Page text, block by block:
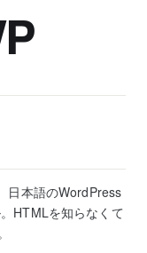
日本語のWordPress
HTMLを知らなくて